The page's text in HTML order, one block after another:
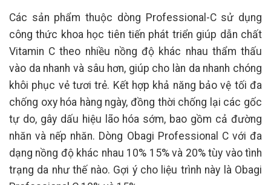
Các sản phẩm thuộc dòng Professional-C sử dụng
công thức khoa học tiên tiến phát triển giúp dẫn chất
Vitamin C theo nhiều nồng độ khác nhau thẩm thấu
vào da nhanh và sâu hơn, giúp cho làn da nhanh chóng
khôi phục vẻ tươi trẻ. Kết hợp khả năng bảo vệ tối đa
chống oxy hóa hàng ngày, đồng thời chống lại các gốc
tự do, gây dấu hiệu lão hóa sớm, bao gồm cả đường
nhăn và nếp nhăn. Dòng Obagi Professional C với đa
dạng nồng độ khác nhau 10% 15% và 20% tùy vào tình
trạng da như thế nào. Gợi ý cho liệu trình này là Obagi